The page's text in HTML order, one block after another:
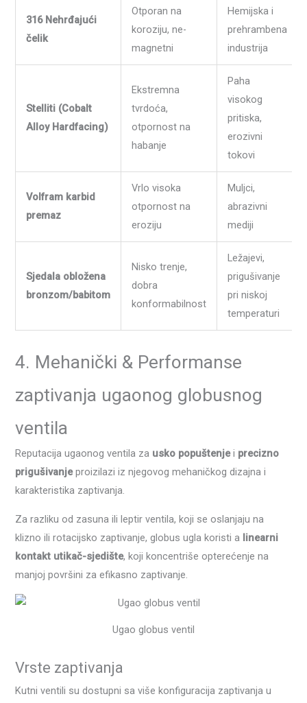
316 Nehrđajući
čelik
Otporan na
koroziju, ne-
magnetni
Hemijska i
prehrambena
industrija
Stelliti (Cobalt
Alloy Hardfacing)
Ekstremna
tvrdoća,
otpornost na
habanje
Paha
visokog
pritiska,
erozivni
tokovi
Volfram karbid
premaz
Vrlo visoka
otpornost na
eroziju
Muljci,
abrazivni
mediji
Sjedala obložena
bronzom/babitom
Nisko trenje,
dobra
konformabilnost
Ležajevi,
prigušivanje
pri niskoj
temperaturi
4. Mehanički & Performanse
zaptivanja ugaonog globusnog
ventila
Reputacija ugaonog ventila za usko popuštenjei precizno
prigušivanjeproizilazi iz njegovog mehaničkog dizajna i
karakteristika zaptivanja.
Za razliku od zasuna ili leptir ventila, koji se oslanjaju na
klizno ili rotacijsko zaptivanje, globus ugla koristi a linearni
kontakt utikač-sjedište, koji koncentriše opterećenje na
manjoj površini za efikasno zaptivanje.
Ugao globus ventil
Vrste zaptivanja
Kutni ventili su dostupni sa više konfiguracija zaptivanja u